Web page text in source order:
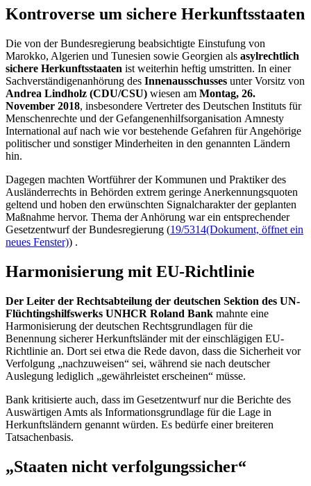
Kontroverse um si­chere Herkunfts­staaten
Die von der Bundesregierung beabsichtigte Einstufung von
Marokko, Algerien und Tunesien sowie Georgien als asylrechtlich
sichere Herkunftsstaaten ist weiterhin heftig umstritten. In einer
Sachverständigenanhörung des Innenausschusses unter Vorsitz von
Andrea Lindholz (CDU/CSU) wiesen am Montag, 26.
November 2018, insbesondere Vertreter des Deutschen Instituts für
Menschenrechte und der Gefangenenhilfsorganisation Amnesty
International auf nach wie vor bestehende Gefahren für Angehörige
politischer und sonstiger Minderheiten in den genannten Ländern
hin.
Dagegen machten Wortführer der Kommunen und Praktiker des
Ausländerrechts in Behörden extrem geringe Anerkennungsquoten
geltend und hoben den erwünschten Signalcharakter der geplanten
Maßnahme hervor. Thema der Anhörung war ein entsprechender
Gesetzentwurf der Bundesregierung (19/5314(Dokument, öffnet ein
neues Fenster)) .
Harmonisierung mit EU-Richtlinie
Der Leiter der Rechtsabteilung der deutschen Sektion des UN-
Flüchtingshilfswerks UNHCR Roland Bank mahnte eine
Harmonisierung der deutschen Rechtsgrundlagen für die
Benennung sicherer Herkunftsländer mit der einschlägigen EU-
Richtlinie an. Dort sei etwa die Rede davon, dass die Sicherheit vor
Verfolgung „nachzuweisen“ sei, während sie nach deutscher
Auslegung lediglich „gewährleistet erscheinen“ müsse.
Bank kritisierte auch, dass im Gesetzentwurf nur die Berichte des
Auswärtigen Amts als Informationsgrundlage für die Lage in
Herkunftsländern genannt würden. Es bedürfe einer breiteren
Tatsachenbasis.
„Staaten nicht verfolgungssicher“